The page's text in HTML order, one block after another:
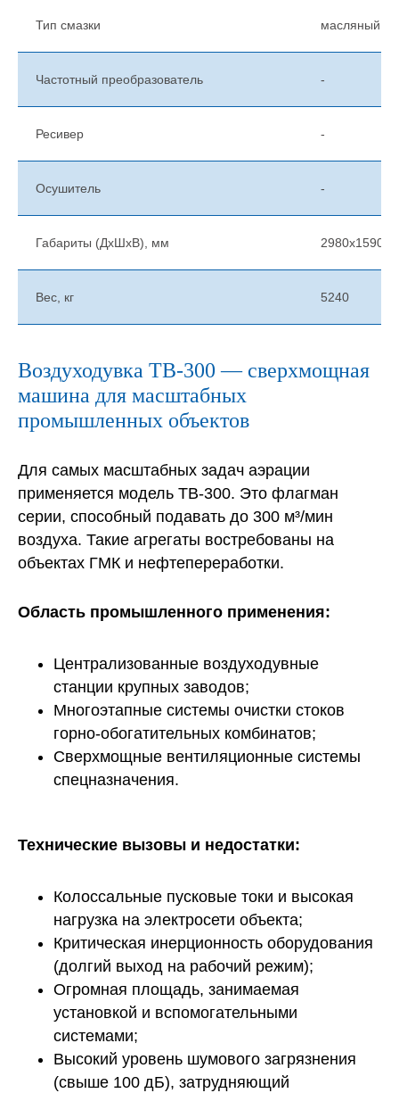
Тип смазки масляный
Частотный преобразователь -
Ресивер -
Осушитель -
Габариты (ДхШхВ), мм
Вес, кг 5240
Воздуходувка ТВ-300 — сверхмощная
машина для масштабных
промышленных объектов
Для самых масштабных задач аэрации
применяется модель ТВ-300. Это флагман
серии, способный подавать до 300 м³/мин
воздуха. Такие агрегаты востребованы на
объектах ГМК и нефтепереработки.
Область промышленного применения:
Централизованные воздуходувные
станции крупных заводов;
Многоэтапные системы очистки стоков
горно-обогатительных комбинатов;
Сверхмощные вентиляционные системы
спецназначения.
Технические вызовы и недостатки:
Колоссальные пусковые токи и высокая
нагрузка на электросети объекта;
Критическая инерционность оборудования
(долгий выход на рабочий режим);
Огромная площадь, занимаемая
установкой и вспомогательными
системами;
Высокий уровень шумового загрязнения
(свыше 100 дБ), затрудняющий